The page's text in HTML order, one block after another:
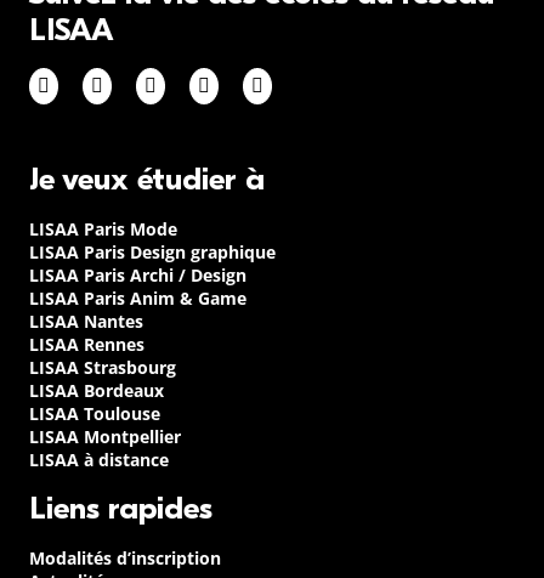
LISAA
Je veux étudier à
LISAA Paris Mode
LISAA Paris Design graphique
LISAA Paris Archi / Design
LISAA Paris Anim & Game
LISAA Nantes
LISAA Rennes
LISAA Strasbourg
LISAA Bordeaux
LISAA Toulouse
LISAA Montpellier
LISAA à distance
Liens rapides
Modalités d’inscription